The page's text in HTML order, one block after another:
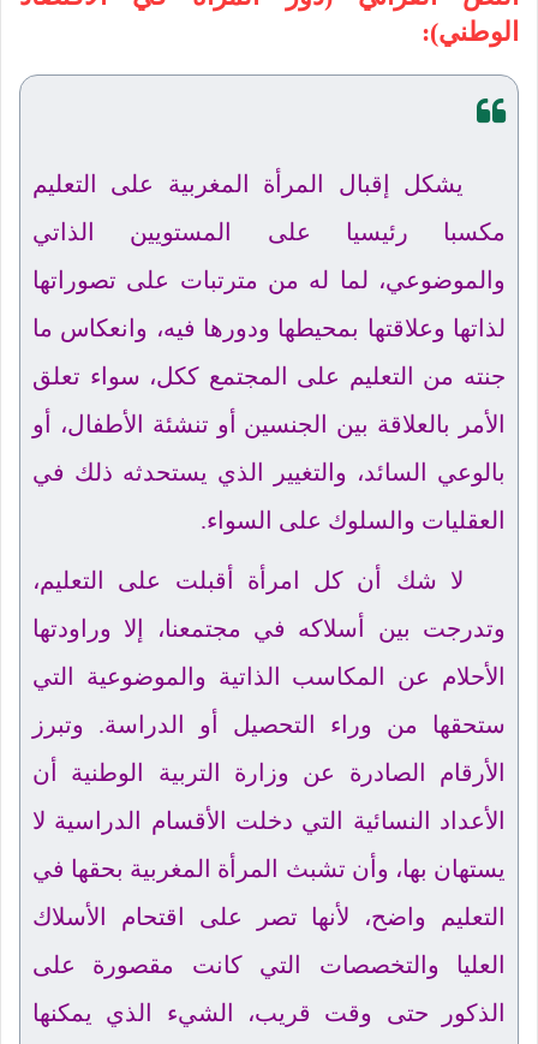
الوطني):
يشكل إقبال المرأة المغربية على التعليم
مكسبا رئيسيا على المستويين الذاتي
والموضوعي، لما له من مترتبات على تصوراتها
لذاتها وعلاقتها بمحيطها ودورها فيه، وانعكاس ما
جنته من التعليم على المجتمع ككل، سواء تعلق
الأمر بالعلاقة بين الجنسين أو تنشئة الأطفال، أو
بالوعي السائد، والتغيير الذي يستحدثه ذلك في
العقليات والسلوك على السواء.
لا شك أن كل امرأة أقبلت على التعليم،
وتدرجت بين أسلاكه في مجتمعنا، إلا وراودتها
الأحلام عن المكاسب الذاتية والموضوعية التي
ستحقها من وراء التحصيل أو الدراسة. وتبرز
الأرقام الصادرة عن وزارة التربية الوطنية أن
الأعداد النسائية التي دخلت الأقسام الدراسية لا
يستهان بها، وأن تشبث المرأة المغربية بحقها في
التعليم واضح، لأنها تصر على اقتحام الأسلاك
العليا والتخصصات التي كانت مقصورة على
الذكور حتى وقت قريب، الشيء الذي يمكنها